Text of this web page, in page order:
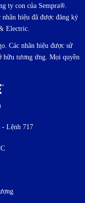
ty con của Sempra®.
hiệu đã được đăng ký
Electric.
Các nhãn hiệu được sử
hữu tương ứng. Mọi quyền
- Lệnh 717